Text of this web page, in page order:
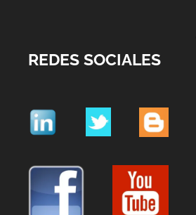
REDES SOCIALES